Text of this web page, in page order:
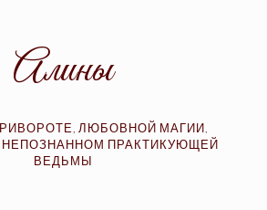
Алины
ЛЮБОВНОЙ МАГИИ,
НЕПОЗНАННОМ ПРАКТИКУЮЩЕЙ
ВЕДЬМЫ